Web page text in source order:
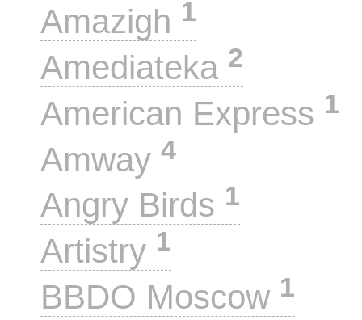
Amazigh 1
Amediateka 2
American Express 1
Amway 4
Angry Birds 1
Artistry 1
BBDO Moscow 1